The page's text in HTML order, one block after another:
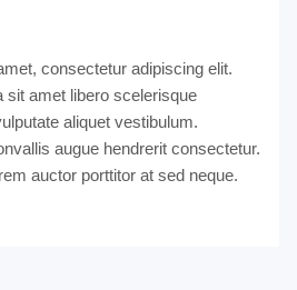
consectetur adipiscing elit.
sit amet libero scelerisque
aliquet vestibulum.
augue hendrerit consectetur.
auctor porttitor at sed neque.